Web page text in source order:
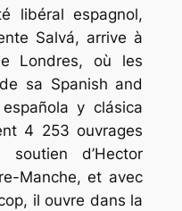
libéral espagnol,
Salvá, arrive à
Londres, où les
sa Spanish and
y clásica
4 253 ouvrages
d’Hector
Manche, et avec
il ouvre dans la